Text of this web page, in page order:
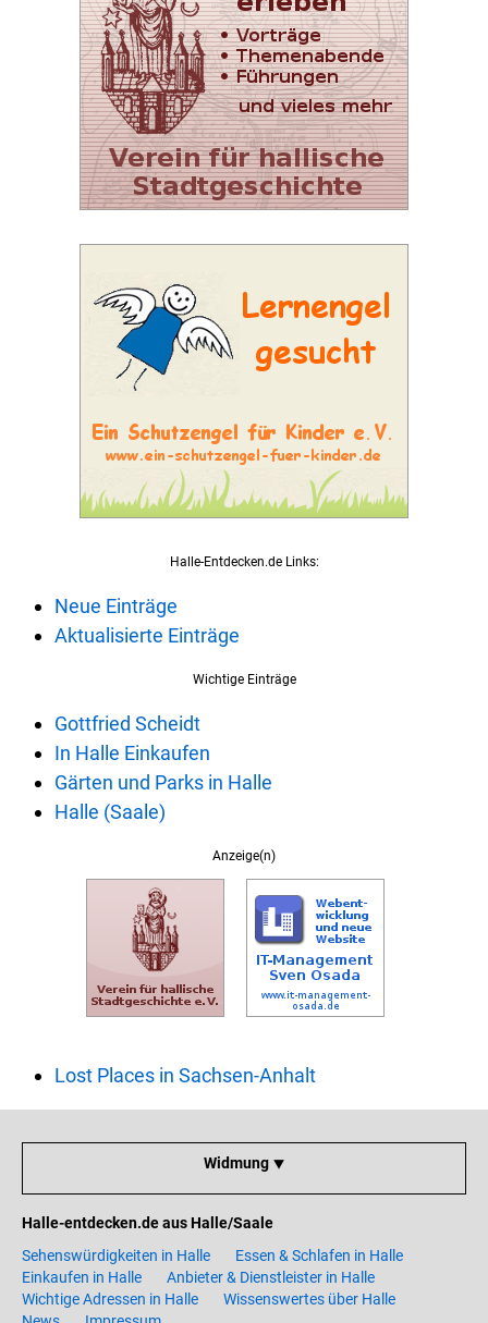
Halle-Entdecken.de Links:
Neue Einträge
Aktualisierte Einträge
Wichtige Einträge
Gottfried Scheidt
In Halle Einkaufen
Gärten und Parks in Halle
Halle (Saale)
Anzeige(n)
Lost Places in Sachsen-Anhalt
Widmung ⯆
Halle-entdecken.de aus Halle/Saale
Sehenswürdigkeiten in Halle
Essen & Schlafen in Halle
Einkaufen in Halle
Anbieter & Dienstleister in Halle
Wichtige Adressen in Halle
Wissenswertes über Halle